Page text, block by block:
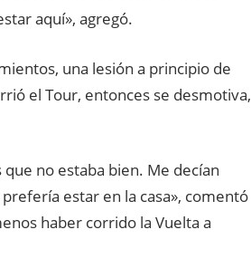
aquí», agregó.
una lesión a principio de
el Tour, entonces se desmotiva,
no estaba bien. Me decían
estar en la casa», comentó
haber corrido la Vuelta a